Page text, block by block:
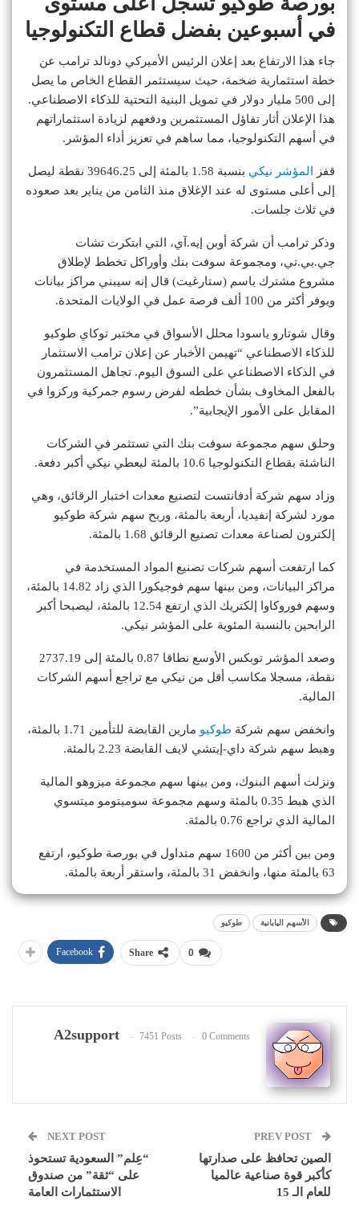
في أسبوعين بفضل قطاع التكنولوجيا
جاء هذا الارتفاع بعد إعلان الرئيس الأميركي دونالد ترامب عن
خطة استثمارية ضخمة، حيث سيستثمر القطاع الخاص ما يصل
إلى 500 مليار دولار في تمويل البنية التحتية للذكاء الاصطناعي.
هذا الإعلان أثار تفاؤل المستثمرين ودفعهم لزيادة استثماراتهم
في أسهم التكنولوجيا، مما ساهم في تعزيز أداء المؤشر.
قفز المؤشر نيكي
بنسبة 1.58 بالمئة إلى 39646.25 نقطة ليصل
إلى أعلى مستوى له عند الإغلاق منذ الثامن من يناير بعد صعوده
في ثلاث جلسات.
وذكر ترامب أن شركة أوبن إيه.آي، التي ابتكرت تشات
جي.بي.تي، ومجموعة سوفت بنك وأوراكل تخطط لإطلاق
مشروع مشترك باسم (ستارغيت) قال إنه سيبني مراكز بيانات
ويوفر أكثر من 100 ألف فرصة عمل في الولايات المتحدة.
وقال شوتارو ياسودا محلل الأسواق في مختبر توكاي طوكيو
للذكاء الاصطناعي “تهيمن الأخبار عن إعلان ترامب الاستثمار
في الذكاء الاصطناعي على السوق اليوم. تجاهل المستثمرون
بالفعل المخاوف بشأن خططه لفرض رسوم جمركية وركزوا في
المقابل على الأمور الإيجابية”.
وحلق سهم مجموعة سوفت بنك التي تستثمر في الشركات
الناشئة بقطاع التكنولوجيا 10.6 بالمئة ليعطي نيكي أكبر دفعة.
وزاد سهم شركة أدفانتست لتصنيع معدات اختبار الرقائق، وهي
مورد لشركة إنفيديا، أربعة بالمئة، وربح سهم شركة طوكيو
إلكترون لصناعة معدات تصنيع الرقائق 1.68 بالمئة.
كما ارتفعت أسهم شركات تصنيع المواد المستخدمة في
مراكز البيانات، ومن بينها سهم فوجيكورا الذي زاد 14.82 بالمئة،
وسهم فوروكاوا إلكتريك الذي ارتفع 12.54 بالمئة، ليصبحا أكبر
الرابحين بالنسبة المئوية على المؤشر نيكي.
وصعد المؤشر توبكس الأوسع نطاقا 0.87 بالمئة إلى 2737.19
نقطة، مسجلا مكاسب أقل من نيكي مع تراجع أسهم الشركات
المالية.
وانخفض سهم شركة طوكيو
مارين القابضة للتأمين 1.71 بالمئة،
وهبط سهم شركة داي-إيتشي لايف القابضة 2.23 بالمئة.
ونزلت أسهم البنوك، ومن بينها سهم مجموعة ميزوهو المالية
الذي هبط 0.35 بالمئة وسهم مجموعة سوميتومو ميتسوي
المالية الذي تراجع 0.76 بالمئة.
ومن بين أكثر من 1600 سهم متداول في بورصة طوكيو، ارتفع
63 بالمئة منها، وانخفض 31 بالمئة، واستقر أربعة بالمئة.
الأسهم اليابانية طوكيو
0
Share
Facebook
A2support 7451 Posts 0 Comments
الصين تحافظ على صدارتها
كأكبر قوة صناعية عالميا
للعام الـ 15
NEXT POST
“عِلم” السعودية تستحوذ
على “ثقة” من صندوق
الاستثمارات العامة